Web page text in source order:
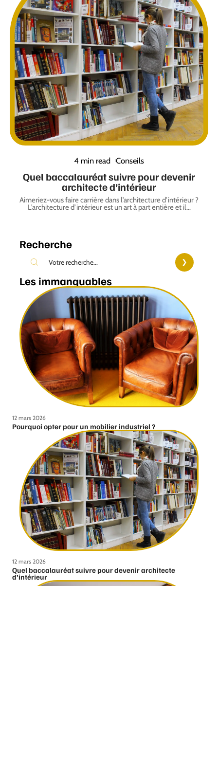
4 min read Conseils
Quel baccalauréat suivre pour devenir
architecte d’intérieur
Aimeriez-vous faire carrière dans l’architecture d’intérieur ?
L’architecture d’intérieur est un art à part entière et il…
Recherche
Les immanquables
12 mars 2026
Pourquoi opter pour un mobilier industriel ?
12 mars 2026
Quel baccalauréat suivre pour devenir architecte
d’intérieur